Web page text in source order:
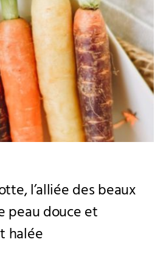
l’alliée des beaux
peau douce et
halée